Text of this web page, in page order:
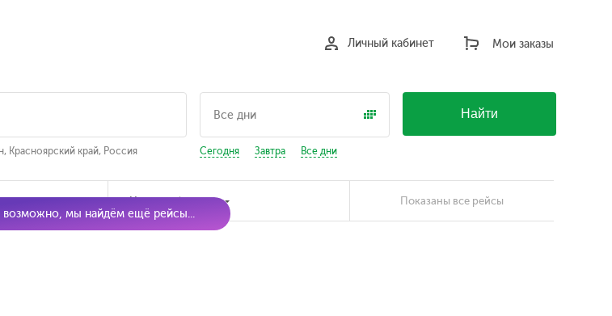
Мои заказы
Личный кабинет
Красноярский край, Россия Сегодня Завтра Все дни
Найти
Наличие билетов Показаны все рейсы
мы найдём ещё рейсы...